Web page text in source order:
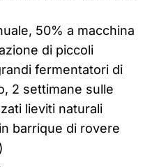
50% a macchina
di piccoli
fermentatori di
2 settimane sulle
lieviti naturali
barrique di rovere